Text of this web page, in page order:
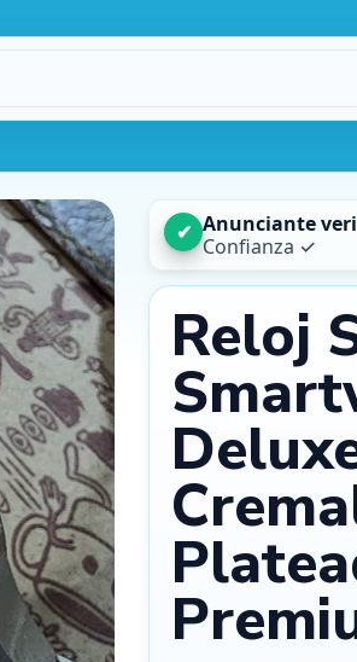
✔ Anunciante
Confianza ✓
Reloj
Galería
todas
el orden. La primera será la